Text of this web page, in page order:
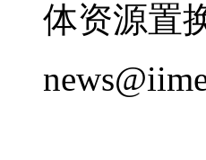
体资源置